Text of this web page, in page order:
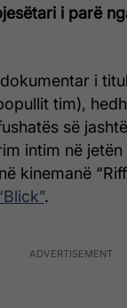
i parë
i
tim),
së
intim në
kinemanë
.